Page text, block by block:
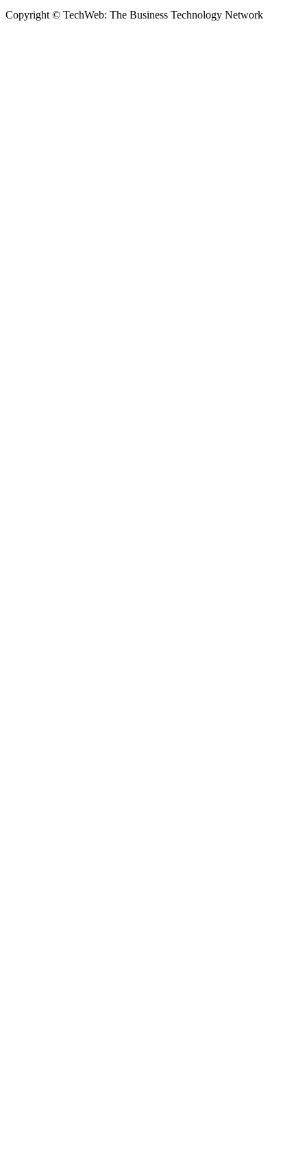
Copyright © TechWeb: The Business Technology Network